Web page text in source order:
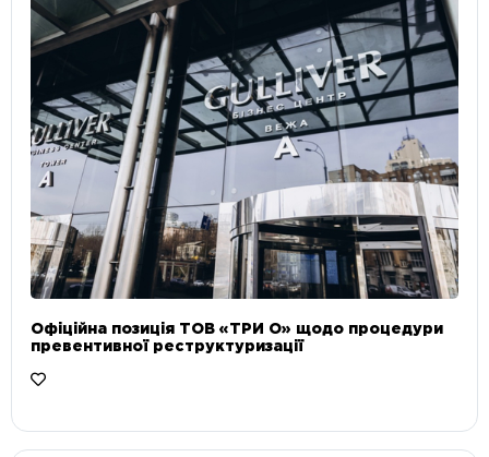
Офіційна позиція ТОВ «ТРИ О» щодо процедури
превентивної реструктуризації